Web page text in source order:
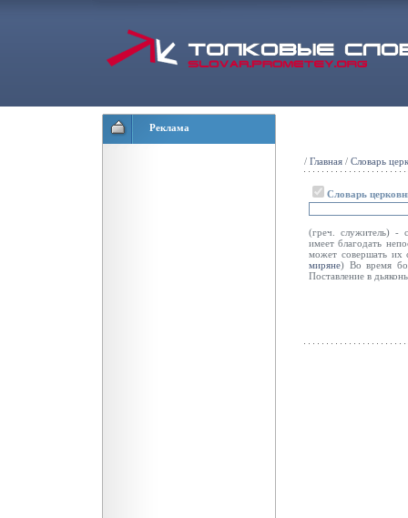
Реклама
/ Главная / Словарь
Словарь
(греч. служитель) -
имеет благодать
может совершать их
миряне) Во время
Поставление в